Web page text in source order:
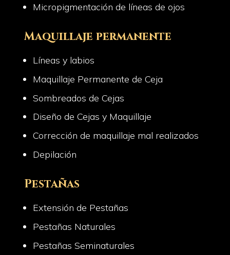
Micropigmentación de líneas de ojos
Maquillaje permanente
Líneas y labios
Maquillaje Permanente de Ceja
Sombreados de Cejas
Diseño de Cejas y Maquillaje
Corrección de maquillaje mal realizados
Depilación
Pestañas
Extensión de Pestañas
Pestañas Naturales
Pestañas Seminaturales